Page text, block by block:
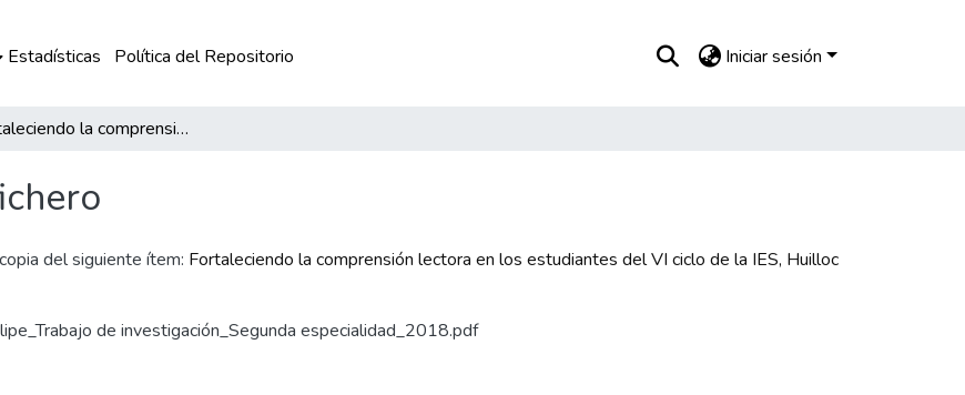
Estadísticas Política del Repositorio Iniciar sesión
Fortaleciendo la comprensión lectora en los estudiantes del VI ciclo de la IES, Huilloc a través de cuentos y fabulas
del siguiente ítem: Fortaleciendo la comprensión lectora en los estudiantes del VI ciclo de la IES, Huilloc
de investigación_Segunda especialidad_2018.pdf